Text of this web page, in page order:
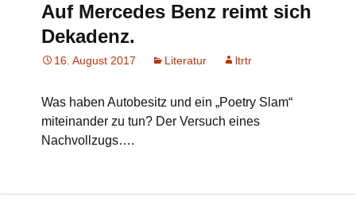
Auf Mercedes Benz reimt sich
Dekadenz.
16. August 2017 Literatur ltrtr
Was haben Autobesitz und ein „Poetry Slam“
miteinander zu tun? Der Versuch eines
Nachvollzugs….